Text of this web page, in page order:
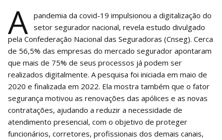
A pandemia da covid-19 impulsionou a digitalização do
setor segurador nacional, revela estudo divulgado
pela Confederação Nacional das Seguradoras (Cnseg). Cerca
de 56,5% das empresas do mercado segurador apontaram
que mais de 75% de seus processos já podem ser
realizados digitalmente. A pesquisa foi iniciada em maio de
2020 e finalizada em 2022. Ela mostra também que o fator
segurança motivou as renovações das apólices e as novas
contratações, ajudando a reduzir a necessidade de
atendimento presencial, com o objetivo de proteger
funcionários, corretores, profissionais dos demais canais,